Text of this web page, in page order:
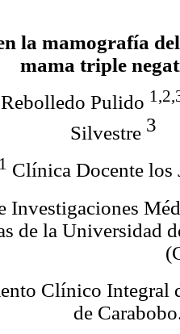
la mamografía
mama triple
Pulido
Silvestre 3
1 Clínica Docente los
Investigaciones
de la Universidad
Clínico Integral
de